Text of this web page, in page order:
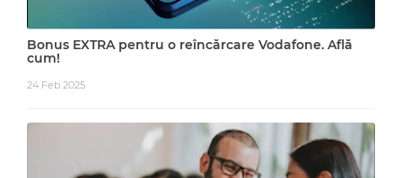
Bonus EXTRA pentru o reîncărcare Vodafone. Află
cum!
24 Feb 2025